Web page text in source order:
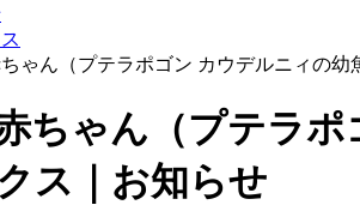
ゃん（プテラポゴン カウデルニィの幼
ちゃん（プテラポ
ス｜お知らせ